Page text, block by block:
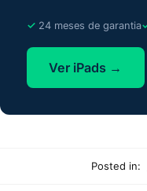
24 meses de garantia
Ver iPads →
Posted in: